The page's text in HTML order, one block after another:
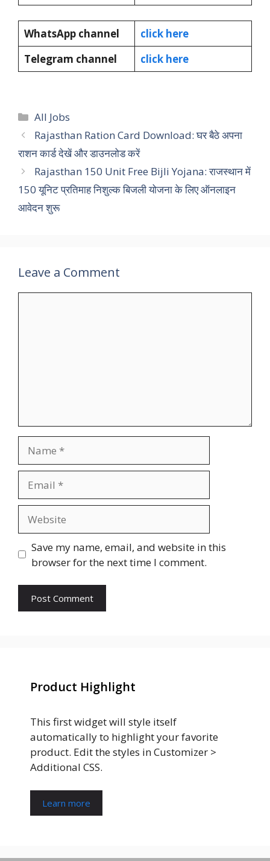
WhatsApp channel
click here
Telegram channel
click here
Categories
All Jobs
Rajasthan Ration Card Download: घर बैठे अपना
राशन कार्ड देखें और डाउनलोड करें
Rajasthan 150 Unit Free Bijli Yojana: राजस्थान में
150 यूनिट प्रतिमाह निशुल्क बिजली योजना के लिए ऑनलाइन
आवेदन शुरू
Leave a Comment
Save my name, email, and website in this
browser for the next time I comment.
Product Highlight
This first widget will style itself
automatically to highlight your favorite
product. Edit the styles in Customizer >
Additional CSS.
Learn more